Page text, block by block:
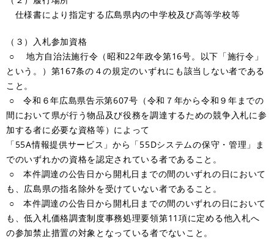
仕様書により指定する広島県内の中学校及び高等学校等
（３）入札参加資格
○ 地方自治法施行令（昭和22年政令第16号。以下「施行令」
という。）第167条の４の規定のいずれにも該当しない者である
こと。
○ 令和６年広島県告示第607号（令和７年から令和９年までの
間において県が行う物品及び役務を調達するための競争入札に参
加する者に必要な資格等）によって
「55A情報提供サービス」から「55Dシステムの保守・管理」ま
でのいずれかの資格を認定されている者であること。
○ 本件調達の公告日から開札日までの間のいずれの日において
も、広島県の指名除外を受けていない者であること。
○ 本件調達の公告日から開札日までの間のいずれの日において
も、低入札価格調査制度事務処理要領第11項に定める他入札へ
の参加禁止措置の対象となっている者でないこと。